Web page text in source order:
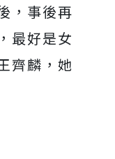
Mute
，事後再
最好是女
齊麟，她